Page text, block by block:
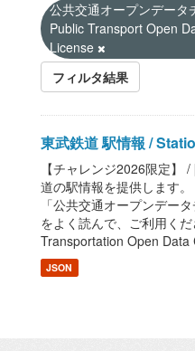
公共交通オープンデータ
Public Transport Open
License
フィルタ結果
東武鉄道 駅情報 /
【チャレンジ2026限定】
道の駅情報を提供します
「公共交通オープンデー
をよく読んで、ご利用く
Transportation Open Data
JSON